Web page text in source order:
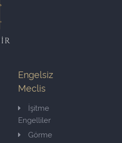
Engelsiz
Meclis
İşitme
Engelliler
Görme